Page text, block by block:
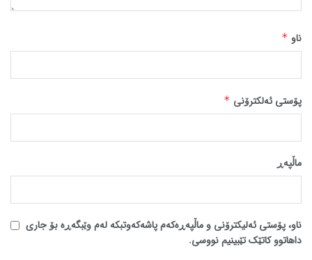
ناو *
پۆستی ئەلکترۆنی *
ماڵپه‌ڕ
ناو، پۆستی ئەلیکترۆنی و ماڵپەڕەکەم پاشەکەوتبکە لەم وێبگەڕە بۆ جاری
داهاتوو کاتێک تێبینیم نووسی.